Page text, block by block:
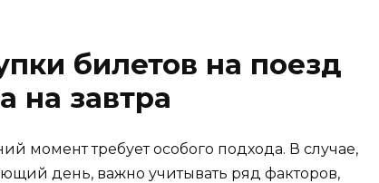
билетов на поезд
на завтра
момент требует особого подхода. В случае,
день, важно учитывать ряд факторов,